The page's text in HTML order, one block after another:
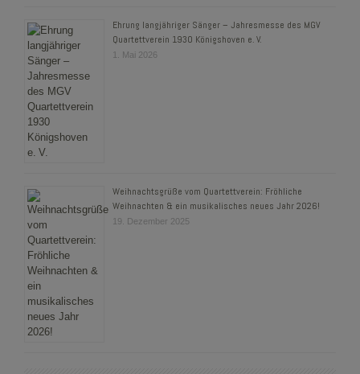
Ehrung langjähriger Sänger – Jahresmesse des MGV
Quartettverein 1930 Königshoven e. V.
1. Mai 2026
Weihnachtsgrüße vom Quartettverein: Fröhliche
Weihnachten & ein musikalisches neues Jahr 2026!
19. Dezember 2025